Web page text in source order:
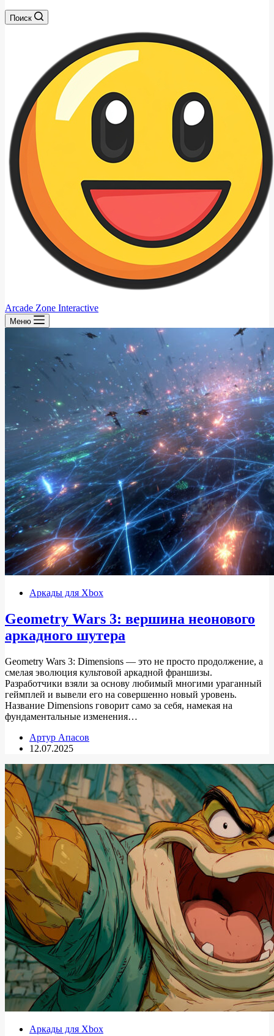
Поиск
Arcade Zone Interactive
Меню
Аркады для Xbox
Geometry Wars 3: вершина неонового
аркадного шутера
Geometry Wars 3: Dimensions — это не просто продолжение, а
смелая эволюция культовой аркадной франшизы.
Разработчики взяли за основу любимый многими ураганный
геймплей и вывели его на совершенно новый уровень.
Название Dimensions говорит само за себя, намекая на
фундаментальные изменения…
Артур Апасов
12.07.2025
Аркады для Xbox